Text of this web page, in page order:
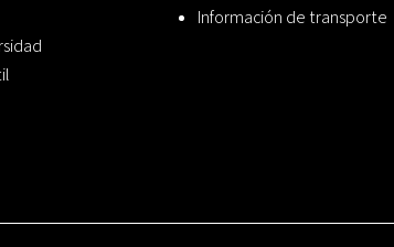
Información de transporte